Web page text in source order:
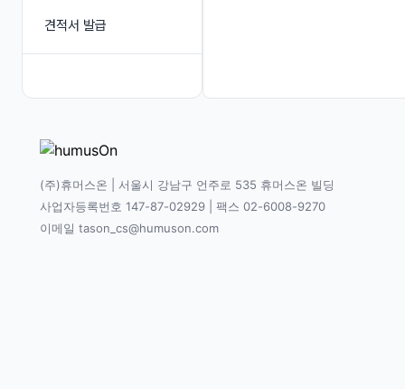
견적서 발급
(주)휴머스온 | 서울시 강남구 언주로 535 휴머스온 빌딩
사업자등록번호 147-87-02929 | 팩스 02-6008-9270
이메일 tason_cs@humuson.com